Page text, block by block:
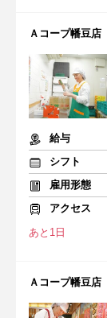
Ａコープ幡豆店
給与
シフト
雇用形態
アクセス
あと1日
Ａコープ幡豆店